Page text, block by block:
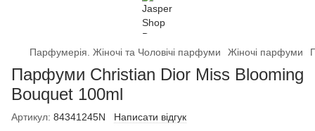
Парфумерія. Жіночі та Чоловічі парфуми Жіночі парфуми
Парфуми Christian Dior Miss Blooming
Bouquet 100ml
Артикул: 84341245N Написати відгук